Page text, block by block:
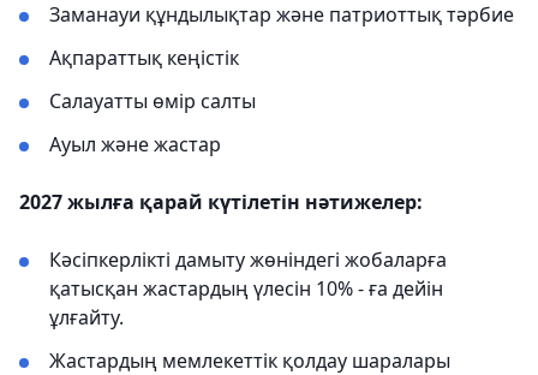
Заманауи құндылықтар және патриоттық тәрбие
Ақпараттық кеңістік
Салауатты өмір салты
Ауыл және жастар
2027 жылға қарай күтілетін нәтижелер:
Кәсіпкерлікті дамыту жөніндегі жобаларға
қатысқан жастардың үлесін 10% - ға дейін
ұлғайту.
Жастардың мемлекеттік қолдау шаралары